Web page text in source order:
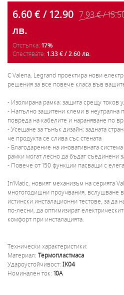
6.60 € / 12.90
лв.
7.93 € /
Отстъпка: 17%
Спестявате: 1.33 € / 2.60 лв.
С Valena, Legrand проектира нови
решения за все повече класа във
- Изолирана рамка: защита срещу токов
- Напълно защитени клеми в неутрална
повреда на кабелите и нараняване по
- Усещане за тънък дизайн; задната
че продукта се слива със стената
- Благодарение на иновативната
рамки могат лесно да бъдат съединени
- Повече от 150 функции пасващи с
In’Matic, новият механизъм на серията
многогодишни проучвания, вслушване в
истински инсталационни тестове, за да
по-лесни, да оптимизират
комфорт при инсталацията.
Технически характеристики:
Материал: Термопластмаса
Удароустойчивост: IK04
Номинален ток: 10A